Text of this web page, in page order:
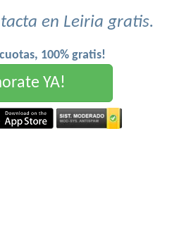
en Leiria gratis.
100% gratis!
YA!